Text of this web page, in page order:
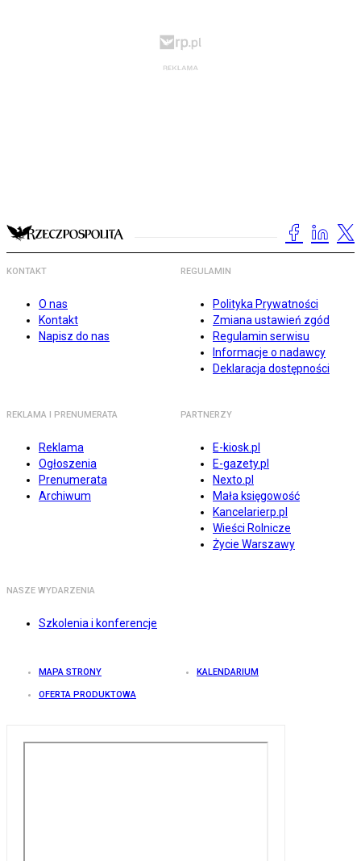
KONTAKT
O nas
Kontakt
Napisz do nas
REGULAMIN
Polityka Prywatności
Zmiana ustawień zgód
Regulamin serwisu
Informacje o nadawcy
Deklaracja dostępności
REKLAMA I PRENUMERATA
Reklama
Ogłoszenia
Prenumerata
Archiwum
PARTNERZY
E-kiosk.pl
E-gazety.pl
Nexto.pl
Mała księgowość
Kancelarierp.pl
Wieści Rolnicze
Życie Warszawy
NASZE WYDARZENIA
Szkolenia i konferencje
MAPA STRONY KALENDARIUM
OFERTA PRODUKTOWA